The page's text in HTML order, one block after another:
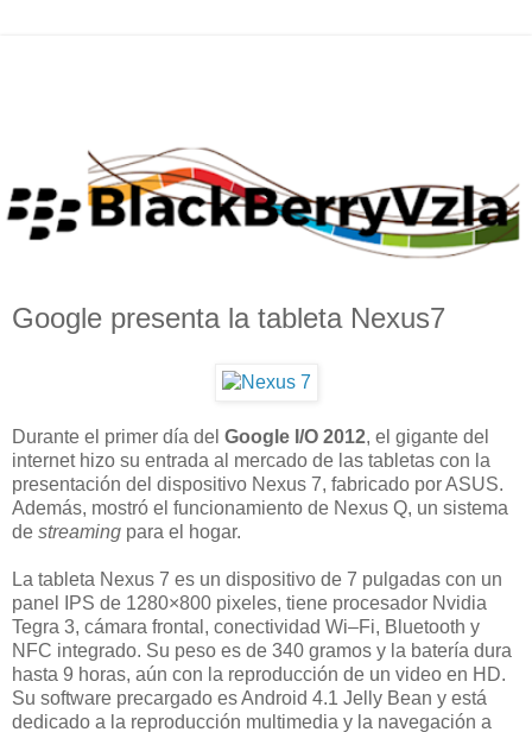
Google presenta la tableta Nexus7
Durante el primer día del Google I/O 2012, el gigante del
internet hizo su entrada al mercado de las tabletas con la
presentación del dispositivo Nexus 7, fabricado por ASUS.
Además, mostró el funcionamiento de Nexus Q, un sistema
de streaming para el hogar.
La tableta Nexus 7 es un dispositivo de 7 pulgadas con un
panel IPS de 1280×800 pixeles, tiene procesador Nvidia
Tegra 3, cámara frontal, conectividad Wi–Fi, Bluetooth y
NFC integrado. Su peso es de 340 gramos y la batería dura
hasta 9 horas, aún con la reproducción de un video en HD.
Su software precargado es Android 4.1 Jelly Bean y está
dedicado a la reproducción multimedia y la navegación a